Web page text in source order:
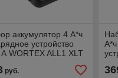
аккумулятор 4 А*ч
устройство
А WORTEX ALL1 XLT
руб.